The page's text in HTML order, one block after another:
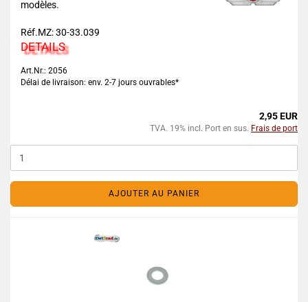
modèles.
Réf.MZ: 30-33.039
DETAILS
Art.Nr.: 2056
Délai de livraison: env. 2-7 jours ouvrables*
2,95 EUR
TVA. 19% incl. Port en sus. Frais de port
AJOUTER AU PANIER